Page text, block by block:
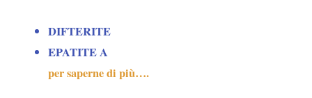
DIFTERITE
EPATITE A
per saperne di più….